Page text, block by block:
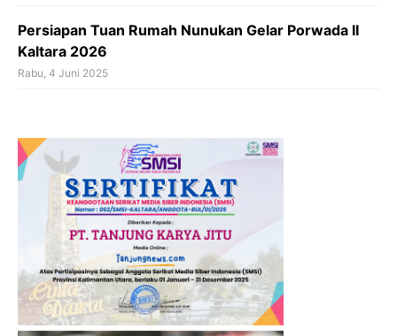
Persiapan Tuan Rumah Nunukan Gelar Porwada II
Kaltara 2026
Rabu, 4 Juni 2025